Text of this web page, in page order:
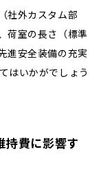
社外カスタム部
荷室の長さ（標準
進安全装備の充実
はいかがでしょう
持費に影響す